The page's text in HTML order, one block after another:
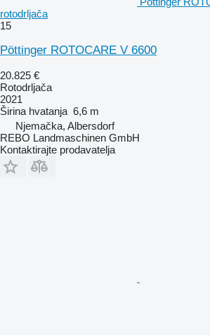
rotodrljača
15
Pöttinger ROTOCARE V 6600
20.825 €
Rotodrljača
2021
Širina hvatanja 6,6 m
Njemačka, Albersdorf
REBO Landmaschinen GmbH
Kontaktirajte prodavatelja